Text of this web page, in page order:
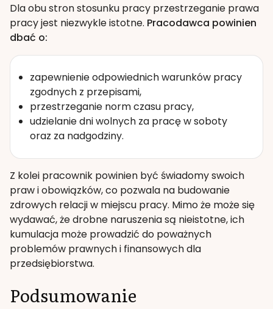
Dla obu stron stosunku pracy przestrzeganie prawa
pracy jest niezwykle istotne. Pracodawca powinien
dbać o:
zapewnienie odpowiednich warunków pracy
zgodnych z przepisami,
przestrzeganie norm czasu pracy,
udzielanie dni wolnych za pracę w soboty
oraz za nadgodziny.
Z kolei pracownik powinien być świadomy swoich
praw i obowiązków, co pozwala na budowanie
zdrowych relacji w miejscu pracy. Mimo że może się
wydawać, że drobne naruszenia są nieistotne, ich
kumulacja może prowadzić do poważnych
problemów prawnych i finansowych dla
przedsiębiorstwa.
Podsumowanie